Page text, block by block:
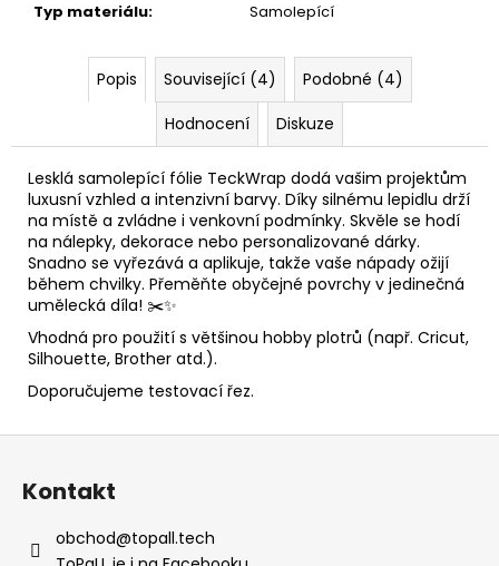
Typ materiálu: Samolepící
Popis Související (4)
Podobné (4)
Hodnocení
Diskuze
Lesklá samolepící fólie TeckWrap dodá vašim projektům
luxusní vzhled a intenzivní barvy. Díky silnému lepidlu drží
na místě a zvládne i venkovní podmínky. Skvěle se hodí
na nálepky, dekorace nebo personalizované dárky.
Snadno se vyřezává a aplikuje, takže vaše nápady ožijí
během chvilky. Přeměňte obyčejné povrchy v jedinečná
umělecká díla! ✂️✨
Vhodná pro použití s většinou hobby plotrů (např. Cricut,
Silhouette, Brother atd.).
Doporučujeme testovací řez.
Kontakt
obchod@topall.tech